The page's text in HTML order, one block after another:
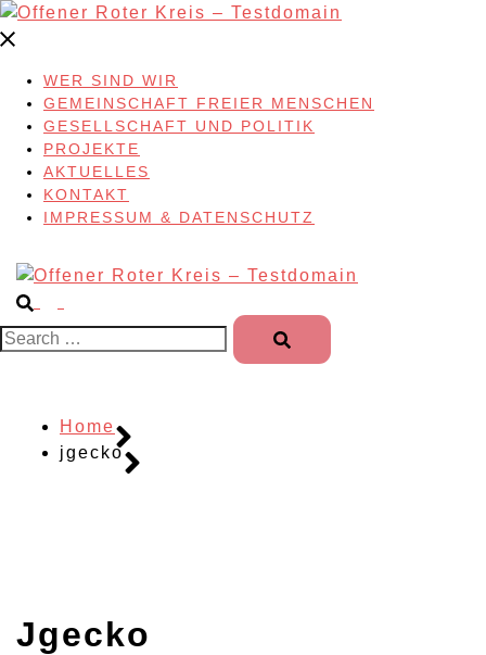
Skip
to
WER SIND WIR
GEMEINSCHAFT FREIER MENSCHEN
GESELLSCHAFT UND POLITIK
PROJEKTE
AKTUELLES
KONTAKT
IMPRESSUM & DATENSCHUTZ
Search…
Home
jgecko
Jgecko